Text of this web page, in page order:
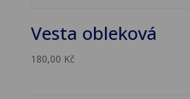
Vesta obleková
180,00 Kč